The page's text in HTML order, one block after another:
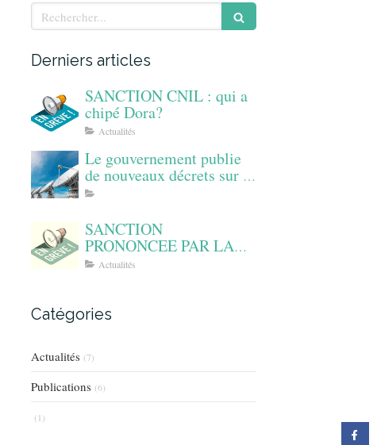
Rechercher
Derniers articles
SANCTION CNIL : qui a
chipé Dora?
Actualités
Le gouvernement publie
de nouveaux décrets sur la
conservation des données
SANCTION
PRONONCEE PAR LA
CNIL POUR LA
NOMBRE DE JOURS DE
D’EVALUATION DU
Actualités
Catégories
Actualités (7)
Publications (6)
(1)